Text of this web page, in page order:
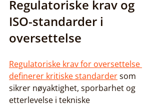
Regulatoriske krav og
ISO-standarder i
oversettelse
Regulatoriske krav for oversettelse
definerer kritiske standarder som
sikrer nøyaktighet, sporbarhet og
etterlevelse i tekniske